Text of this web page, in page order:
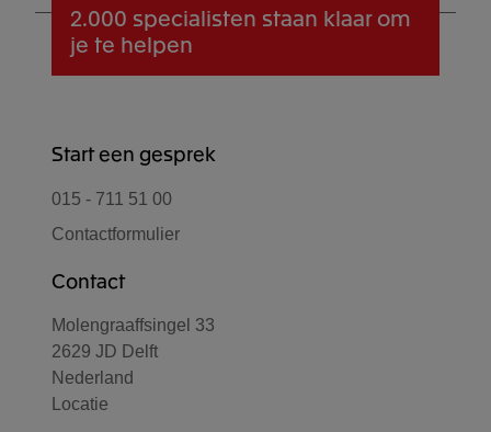
2.000 specialisten staan klaar om
je te helpen
Start een gesprek
015 - 711 51 00
Contactformulier
Contact
Molengraaffsingel 33
2629 JD Delft
Nederland
Locatie